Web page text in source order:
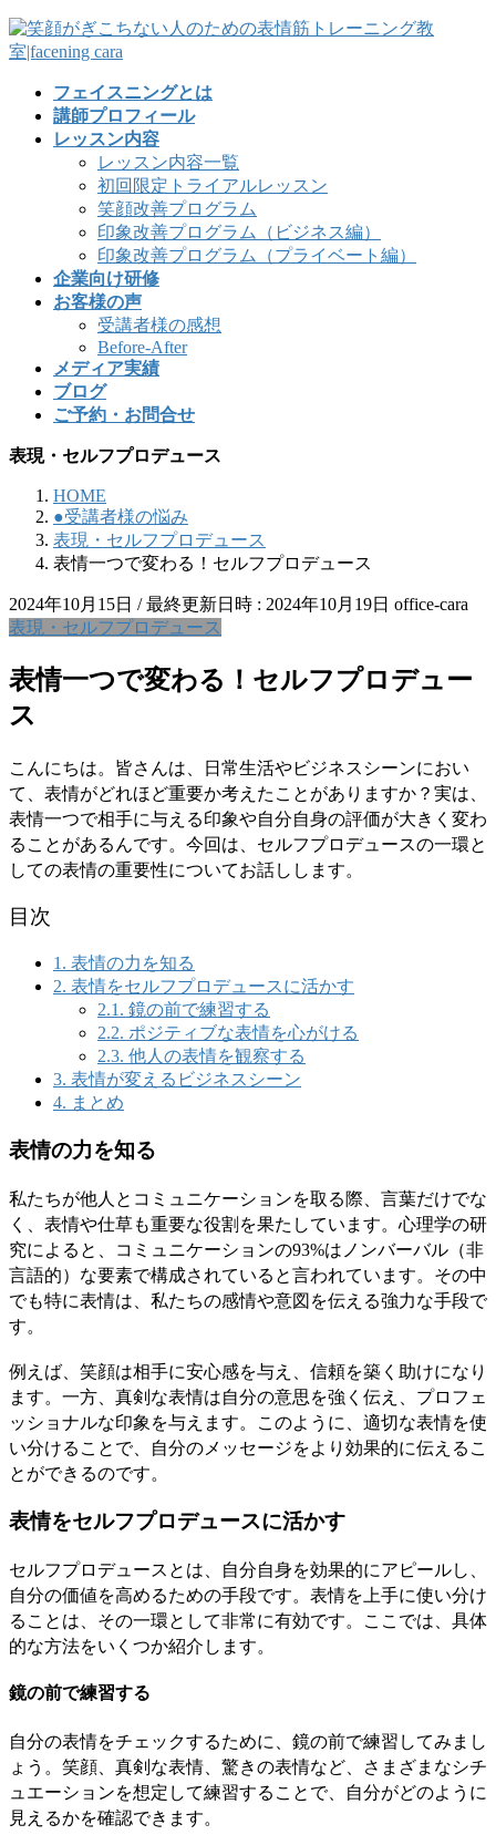
フェイスニングとは
講師プロフィール
レッスン内容
レッスン内容一覧
初回限定トライアルレッスン
笑顔改善プログラム
印象改善プログラム（ビジネス編）
印象改善プログラム（プライベート編）
企業向け研修
お客様の声
受講者様の感想
Before-After
メディア実績
ブログ
ご予約・お問合せ
表現・セルフプロデュース
HOME
●受講者様の悩み
表現・セルフプロデュース
表情一つで変わる！セルフプロデュース
2024年10月15日 / 最終更新日時 : 2024年10月19日 office-cara
表現・セルフプロデュース
表情一つで変わる！セルフプロデュー
ス
こんにちは。皆さんは、日常生活やビジネスシーンにおい
て、表情がどれほど重要か考えたことがありますか？実は、
表情一つで相手に与える印象や自分自身の評価が大きく変わ
ることがあるんです。今回は、セルフプロデュースの一環と
しての表情の重要性についてお話しします。
目次
1. 表情の力を知る
2. 表情をセルフプロデュースに活かす
2.1. 鏡の前で練習する
2.2. ポジティブな表情を心がける
2.3. 他人の表情を観察する
3. 表情が変えるビジネスシーン
4. まとめ
表情の力を知る
私たちが他人とコミュニケーションを取る際、言葉だけでな
く、表情や仕草も重要な役割を果たしています。心理学の研
究によると、コミュニケーションの93%はノンバーバル（非
言語的）な要素で構成されていると言われています。その中
でも特に表情は、私たちの感情や意図を伝える強力な手段で
す。
例えば、笑顔は相手に安心感を与え、信頼を築く助けになり
ます。一方、真剣な表情は自分の意思を強く伝え、プロフェ
ッショナルな印象を与えます。このように、適切な表情を使
い分けることで、自分のメッセージをより効果的に伝えるこ
とができるのです。
表情をセルフプロデュースに活かす
セルフプロデュースとは、自分自身を効果的にアピールし、
自分の価値を高めるための手段です。表情を上手に使い分け
ることは、その一環として非常に有効です。ここでは、具体
的な方法をいくつか紹介します。
鏡の前で練習する
自分の表情をチェックするために、鏡の前で練習してみまし
ょう。笑顔、真剣な表情、驚きの表情など、さまざまなシチ
ュエーションを想定して練習することで、自分がどのように
見えるかを確認できます。